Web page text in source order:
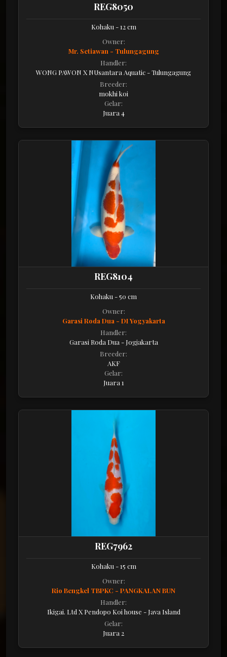
REG8050
Kohaku - 12 cm
Owner:
Mr. Setiawan - Tulungagung
Handler:
WONG PAWON X NUsantara Aquatic - Tulungagung
Breeder:
mokhi koi
Gelar:
Juara 4
REG8104
Kohaku - 50 cm
Owner:
Garasi Roda Dua - DI Yogyakarta
Handler:
Garasi Roda Dua - Jogjakarta
Breeder:
AKF
Gelar:
Juara 1
REG7962
Kohaku - 15 cm
Owner:
Rio Bengkel TBPKC - PANGKALAN BUN
Handler:
Ikigai. Ltd X Pendopo Koi house - Java Island
Gelar:
Juara 2